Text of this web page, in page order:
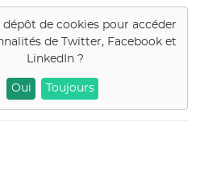
dépôt de cookies pour accéder
deTwitter, Facebook et
LinkedIn ?
Oui Toujours